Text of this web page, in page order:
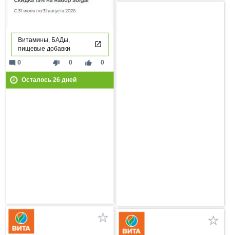
Витамины, БАДы,
пищевые добавки
thumb_down 0 thumb_up 0
mode_comment 0
Осталось 26дней